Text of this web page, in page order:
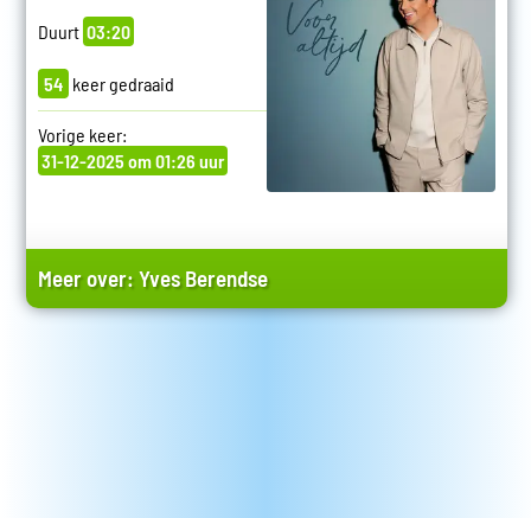
Duurt 03:20
54 keer gedraaid
Vorige keer:
31-12-2025 om 01:26 uur
Meer over:Yves Berendse